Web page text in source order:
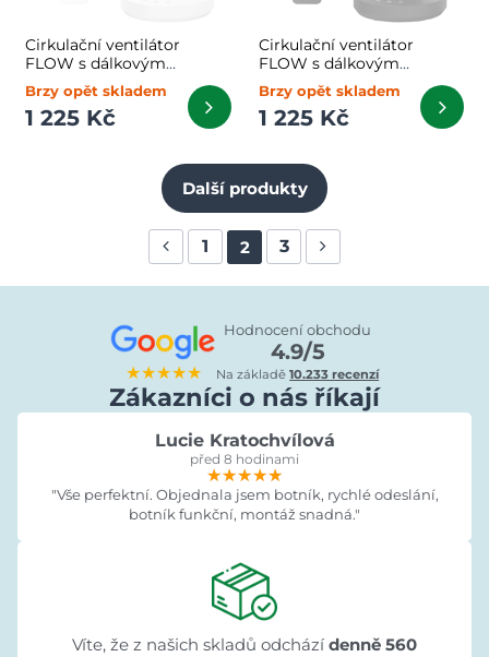
Cirkulační ventilátor
FLOW s dálkovým
ovládáním, bílý
Brzy opět skladem
1 225 Kč
Cirkulační ventilátor
FLOW s dálkovým
ovládáním, černý
Brzy opět skladem
1 225 Kč
Další produkty
1 2 3
★★★★★
Hodnocení obchodu
4.9/5
Na základě10.233 recenzí
Zákazníci o nás říkají
Lucie Kratochvílová
před 8 hodinami
★★★★★
★★★★★
★★★★★
"Vše perfektní. Objednala jsem botník, rychlé odeslání,
botník funkční, montáž snadná."
Víte, že z našich skladů odchází denně 560